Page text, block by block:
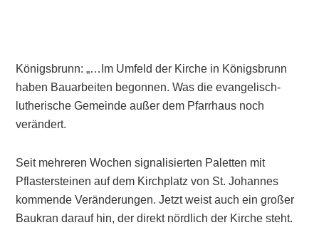
Königsbrunn: „…Im Umfeld der Kirche in Königsbrunn
haben Bauarbeiten begonnen. Was die evangelisch-
lutherische Gemeinde außer dem Pfarrhaus noch
verändert.
Seit mehreren Wochen signalisierten Paletten mit
Pflastersteinen auf dem Kirchplatz von St. Johannes
kommende Veränderungen. Jetzt weist auch ein großer
Baukran darauf hin, der direkt nördlich der Kirche steht.